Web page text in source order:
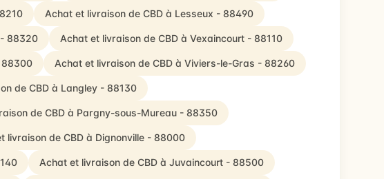
Achat et livraison de CBD à Lesseux - 88490
88320 Achat et livraison de CBD à Vexaincourt - 88110
88300 Achat et livraison de CBD à Viviers-le-Gras - 88260
de CBD à Langley - 88130
de CBD à Pargny-sous-Mureau - 88350
livraison de CBD à Dignonville - 88000
Achat et livraison de CBD à Juvaincourt - 88500